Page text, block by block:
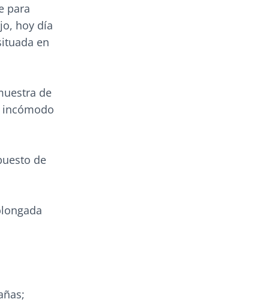
para
hoy día
en
de
incómodo
de